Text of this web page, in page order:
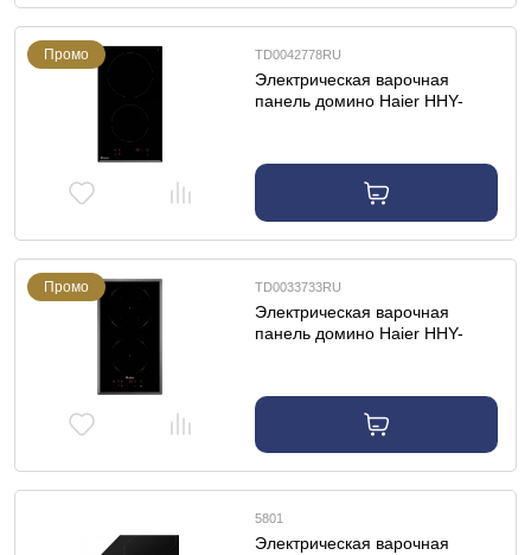
Промо TD0042778RU
Электрическая варочная
панель домино Haier HHY-
Промо TD0033733RU
Электрическая варочная
панель домино Haier HHY-
5801
Электрическая варочная